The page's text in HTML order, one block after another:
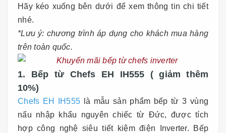
Hãy kéo xuống bên dưới để xem thông tin chi tiết
nhé.
*Lưu ý: chương trình áp dụng cho khách mua hàng
trên toàn quốc.
1. Bếp từ Chefs EH IH555 ( giảm thêm
10%)
Chefs EH IH555 là mẫu sản phẩm bếp từ 3 vùng
nấu nhập khẩu nguyên chiếc từ Đức, được tích
hợp công nghệ siêu tiết kiệm điện Inverter. Bếp